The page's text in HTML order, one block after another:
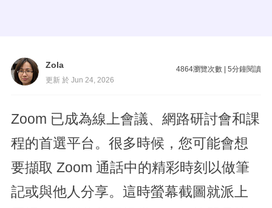
Zola
更新 於 Jun 24, 2026
4864瀏覽次數 |5分鐘閱讀
Zoom 已成為線上會議、網路研討會和課
程的首選平台。很多時候，您可能會想
要擷取 Zoom 通話中的精彩時刻以做筆
記或與他人分享。這時螢幕截圖就派上